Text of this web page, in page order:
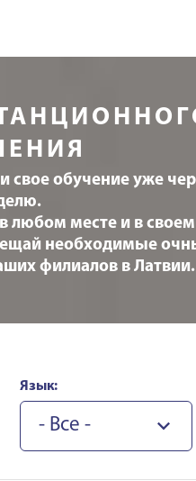
свое обучение уже
любом месте и в своем
необходимые
филиалов в Латвии.
Язык:
- Все -